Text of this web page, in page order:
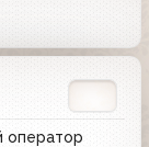
оператор